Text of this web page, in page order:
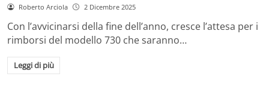
Roberto Arciola 2 Dicembre 2025
Con l’avvicinarsi della fine dell’anno, cresce l’attesa per i
rimborsi del modello 730 che saranno…
Leggi di più